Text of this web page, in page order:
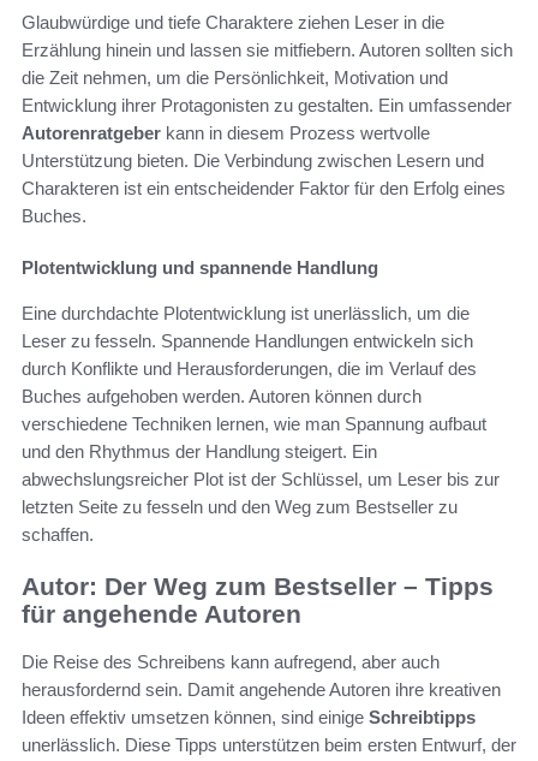
Glaubwürdige und tiefe Charaktere ziehen Leser in die
Erzählung hinein und lassen sie mitfiebern. Autoren sollten sich
die Zeit nehmen, um die Persönlichkeit, Motivation und
Entwicklung ihrer Protagonisten zu gestalten. Ein umfassender
Autorenratgeber kann in diesem Prozess wertvolle
Unterstützung bieten. Die Verbindung zwischen Lesern und
Charakteren ist ein entscheidender Faktor für den Erfolg eines
Buches.
Plotentwicklung und spannende Handlung
Eine durchdachte Plotentwicklung ist unerlässlich, um die
Leser zu fesseln. Spannende Handlungen entwickeln sich
durch Konflikte und Herausforderungen, die im Verlauf des
Buches aufgehoben werden. Autoren können durch
verschiedene Techniken lernen, wie man Spannung aufbaut
und den Rhythmus der Handlung steigert. Ein
abwechslungsreicher Plot ist der Schlüssel, um Leser bis zur
letzten Seite zu fesseln und den Weg zum Bestseller zu
schaffen.
Autor: Der Weg zum Bestseller – Tipps
für angehende Autoren
Die Reise des Schreibens kann aufregend, aber auch
herausfordernd sein. Damit angehende Autoren ihre kreativen
Ideen effektiv umsetzen können, sind einige Schreibtipps
unerlässlich. Diese Tipps unterstützen beim ersten Entwurf, der